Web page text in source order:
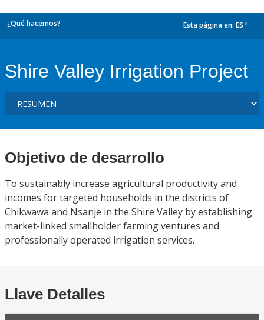
¿Qué hacemos? Esta página en: ES
Shire Valley Irrigation Project
Objetivo de desarrollo
To sustainably increase agricultural productivity and
incomes for targeted households in the districts of
Chikwawa and Nsanje in the Shire Valley by establishing
market-linked smallholder farming ventures and
professionally operated irrigation services.
Llave Detalles